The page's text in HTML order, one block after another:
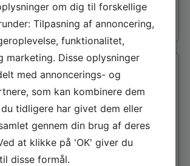
om dig til forskellige
Tilpasning af annoncering,
funktionalitet,
marketing. Disse oplysninger
med annoncerings- og
som kan kombinere dem
tidligere har givet dem eller
gennem din brug af deres
at klikke på 'OK' giver du
disse formål.